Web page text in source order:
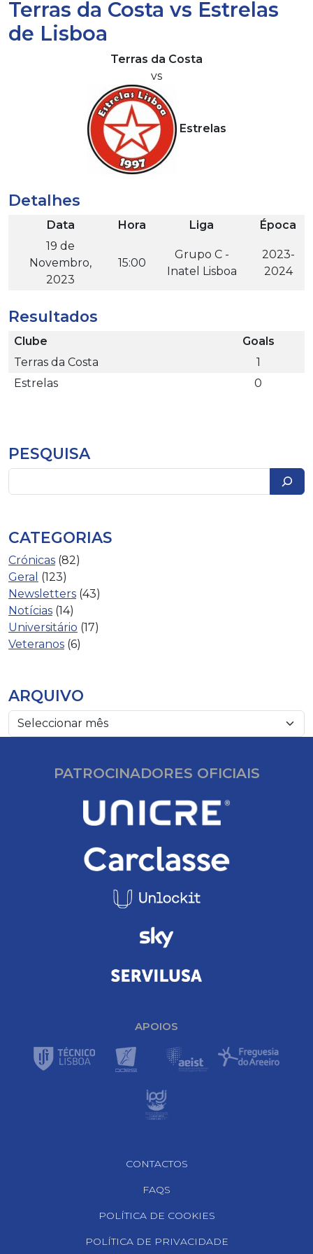
Terras da Costa vs Estrelas
de Lisboa
Terras da Costa
vs
Estrelas
Detalhes
Data Hora Liga
Época
19 de
Novembro,
2023
15:00
Grupo C -
Inatel Lisboa
2023-
2024
Resultados
Clube
Goals
Terras da Costa
1
Estrelas
0
PESQUISA
CATEGORIAS
Crónicas (82)
Geral (123)
Newsletters (43)
Notícias (14)
Universitário (17)
Veteranos (6)
ARQUIVO
PATROCINADORES OFICIAIS
APOIOS
CONTACTOS
FAQS
POLÍTICA DE COOKIES
POLÍTICA DE PRIVACIDADE